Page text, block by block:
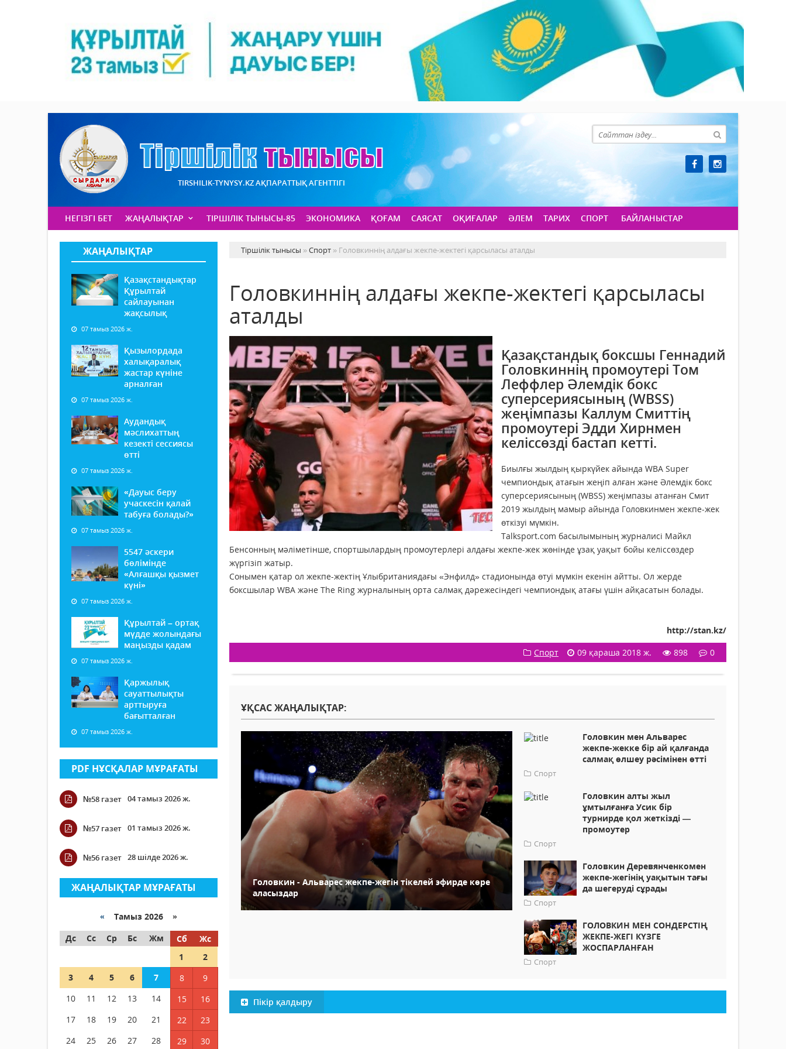
TIRSHILIK-TYNYSY.KZ АҚПАРАТТЫҚ АГЕНТТІГІ
НЕГІЗГІ БЕТ ЖАҢАЛЫҚТАР ТІРШІЛІК ТЫНЫСЫ-85 ЭКОНОМИКА ҚОҒАМ САЯСАТ ОҚИҒАЛАР ӘЛЕМ ТАРИХ СПОРТ БАЙЛАНЫСТАР
ЖАҢАЛЫҚТАР
Қазақстандықтар
Құрылтай
сайлауынан
жақсылық
07 тамыз 2026 ж.
Қызылордада
халықаралық
жастар күніне
арналған
07 тамыз 2026 ж.
Аудандық
мәслихаттың
кезекті сессиясы
өтті
07 тамыз 2026 ж.
«Дауыс беру
учаскесін қалай
табуға болады?»
07 тамыз 2026 ж.
5547 әскери
бөлімінде
«Алғашқы қызмет
күні»
07 тамыз 2026 ж.
Құрылтай – ортақ
мүдде жолындағы
маңызды қадам
07 тамыз 2026 ж.
Қаржылық
сауаттылықты
арттыруға
бағытталған
07 тамыз 2026 ж.
PDF НҰСҚАЛАР МҰРАҒАТЫ
№58 газет 04 тамыз 2026 ж.
№57 газет 01 тамыз 2026 ж.
№56 газет 28 шілде 2026 ж.
ЖАҢАЛЫҚТАР МҰРАҒАТЫ
« Тамыз 2026 »
Дс
Сс Ср Бс Жм Сб
Жс
1
2
3
4 5 6 7 8
9
10
11 12 13 14 15
16
17
18 19 20 21 22
23
24
25 26 27 28 29 30
Тіршілік тынысы »Спорт » Головкиннің алдағы жекпе-жектегі қарсыласы аталды
Головкиннің алдағы жекпе-жектегі қарсыласы
аталды
Қазақстандық боксшы Геннадий
Головкиннің промоутері Том
Леффлер Әлемдік бокс
суперсериясының (WBSS)
жеңімпазы Каллум Смиттің
промоутері Эдди Хирнмен
келіссөзді бастап кетті.
Биылғы жылдың қыркүйек айында WBA Super
чемпиондық атағын жеңіп алған және Әлемдік бокс
суперсериясының (WBSS) жеңімпазы атанған Смит
2019 жылдың мамыр айында Головкинмен жекпе-жек
өткізуі мүмкін.
Talksport.com басылымының журналисі Майкл
Бенсонның мәліметінше, спортшылардың промоутерлері алдағы жекпе-жек жөнінде ұзақ уақыт бойы келіссөздер
жүргізіп жатыр.
Сонымен қатар ол жекпе-жектің Ұлыбританиядағы «Энфилд» стадионында өтуі мүмкін екенін айтты. Ол жерде
боксшылар WBA және The Ring журналының орта салмақ дәрежесіндегі чемпиондық атағы үшін айқасатын болады.
http://stan.kz/
Спорт
09 қараша 2018 ж. 898 0
ҰҚСАС ЖАҢАЛЫҚТАР:
Головкин - Альварес жекпе-жегін тікелей эфирде көре
аласыздар
Головкин мен Альварес
жекпе-жекке бір ай қалғанда
салмақ өлшеу рәсімінен өтті
Спорт
Головкин алты жыл
ұмтылғанға Усик бір
турнирде қол жеткізді —
промоутер
Спорт
Головкин Деревянченкомен
жекпе-жегінің уақытын тағы
да шегеруді сұрады
Спорт
ГОЛОВКИН МЕН СОНДЕРСТІҢ
ЖЕКПЕ-ЖЕГІ КҮЗГЕ
ЖОСПАРЛАНҒАН
Спорт
Пікір қалдыру